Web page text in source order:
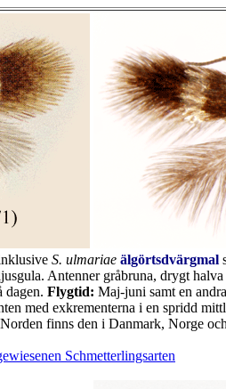
S. ulmariae älgörtsdvärgmal
Antenner gråbruna, drygt
dagen. Flygtid: Maj-juni samt en
med exkrementerna i en spridd
finns den i Danmark, Norge
Schmetterlingsarten